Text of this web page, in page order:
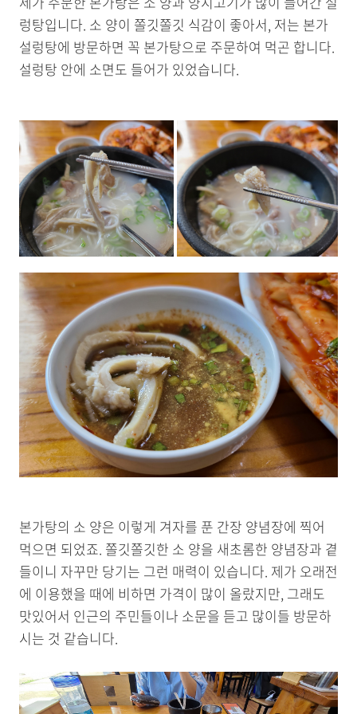
렁탕입니다. 소 양이 쫄깃쫄깃 식감이 좋아서, 저는 본가
설렁탕에 방문하면 꼭 본가탕으로 주문하여 먹곤 합니다.
설렁탕 안에 소면도 들어가 있었습니다.
본가탕의 소 양은 이렇게 겨자를 푼 간장 양념장에 찍어
먹으면 되었죠. 쫄깃쫄깃한 소 양을 새초롬한 양념장과 곁
들이니 자꾸만 당기는 그런 매력이 있습니다. 제가 오래전
에 이용했을 때에 비하면 가격이 많이 올랐지만, 그래도
맛있어서 인근의 주민들이나 소문을 듣고 많이들 방문하
시는 것 같습니다.